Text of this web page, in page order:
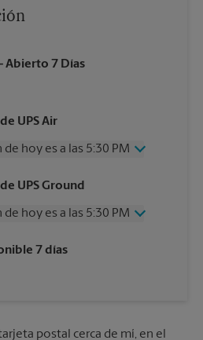
- Abierto 7 Días
UPS Air
hoy es a las 5:30 PM
UPS Ground
hoy es a las 5:30 PM
7 días